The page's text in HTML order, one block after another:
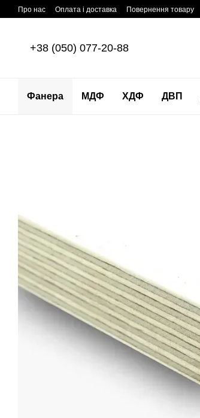
Перейти до основного контенту
Про нас Оплата і доставка Повернення товару
+38 (050) 077-20-88
Фанера МДФ ХДФ ДВП